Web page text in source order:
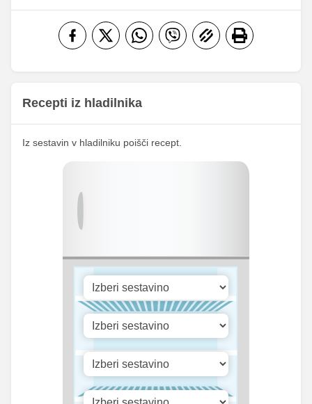
0.2 g 0.75 g 0.8 %
3 %
Folna kislina
0 g
0 g
mg
Kalij 914.75 mg
808.64
iu
3087 iu
0 mg 0 mg
70.27
mg
268.25 mg
0.07 mg 0.25 mg
Recepti iz hladilnika
Iz sestavin v hladilniku poišči recept.